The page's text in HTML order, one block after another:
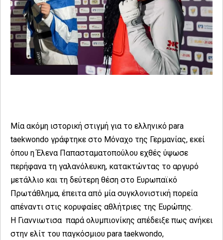
Μία ακόμη ιστορική στιγμή για το ελληνικό para
taekwondo γράφτηκε στο Μόναχο της Γερμανίας, εκεί
όπου η Έλενα Παπασταματοπούλου εχθές ύψωσε
περήφανα τη γαλανόλευκη, κατακτώντας το αργυρό
μετάλλιο και τη δεύτερη θέση στο Ευρωπαϊκό
Πρωτάθλημα, έπειτα από μία συγκλονιστική πορεία
απέναντι στις κορυφαίες αθλήτριες της Ευρώπης.
Η Γιαννιωτισα παρά ολυμπιονίκης απέδειξε πως ανήκει
στην ελίτ του παγκόσμιου para taekwondo,